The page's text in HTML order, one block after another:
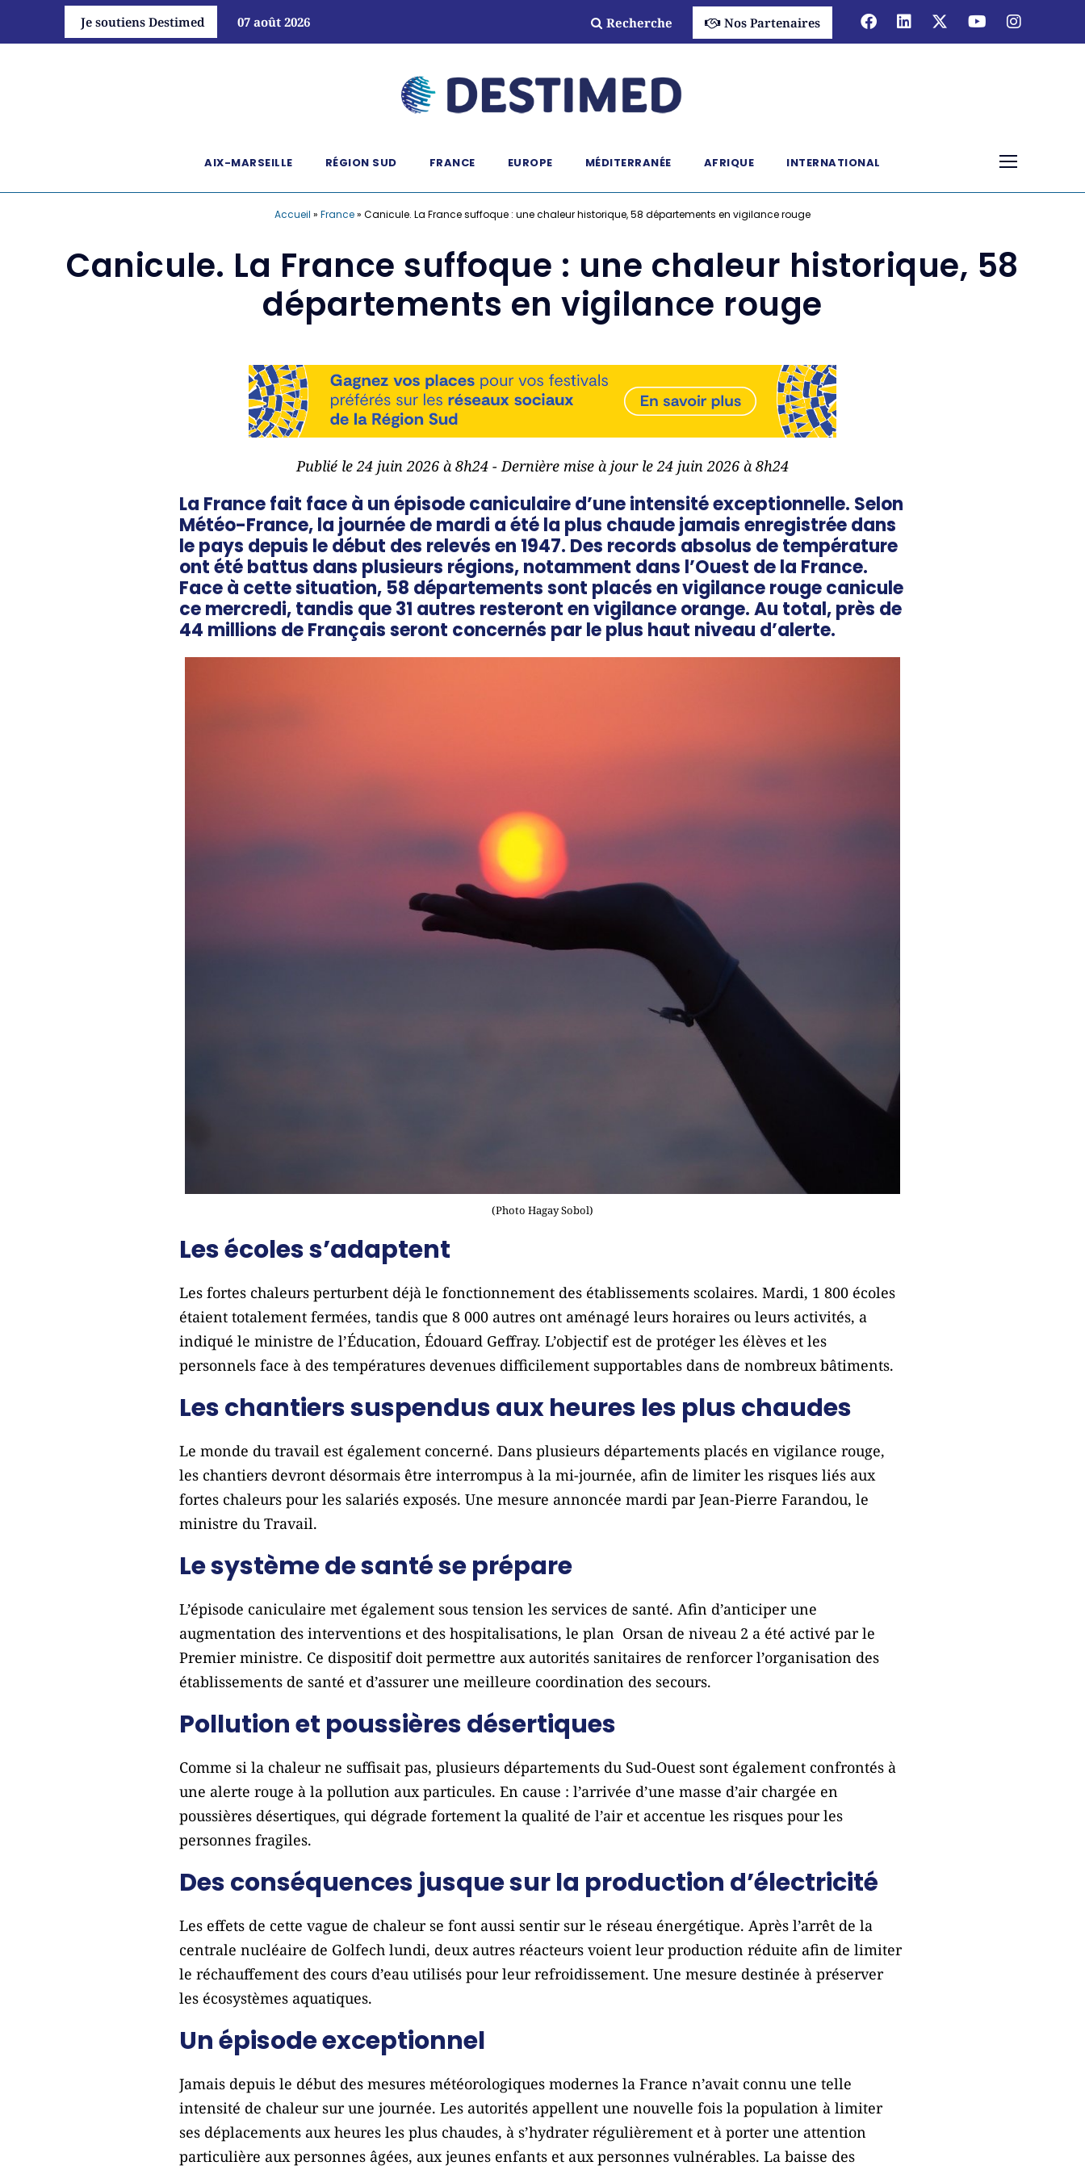
Je soutiens Destimed 07 août 2026 Recherche Nos Partenaires
AIX-MARSEILLE RÉGION SUD FRANCE EUROPE MÉDITERRANÉE AFRIQUE INTERNATIONAL
Accueil » France» Canicule. La France suffoque : une chaleur historique, 58 départements en vigilance rouge
Canicule. La France suffoque : une chaleur historique, 58
départements en vigilance rouge
Publié le 24 juin 2026 à 8h24 - Dernière mise à jour le 24 juin 2026 à 8h24
La France fait face à un épisode caniculaire d’une intensité exceptionnelle. Selon
Météo-France, la journée de mardi a été la plus chaude jamais enregistrée dans
le pays depuis le début des relevés en 1947. Des records absolus de température
ont été battus dans plusieurs régions, notamment dans l’Ouest de la France.
Face à cette situation, 58 départements sont placés en vigilance rouge canicule
ce mercredi, tandis que 31 autres resteront en vigilance orange. Au total, près de
44 millions de Français seront concernés par le plus haut niveau d’alerte.
(Photo Hagay Sobol)
Les écoles s’adaptent
Les fortes chaleurs perturbent déjà le fonctionnement des établissements scolaires. Mardi, 1 800 écoles
étaient totalement fermées, tandis que 8 000 autres ont aménagé leurs horaires ou leurs activités, a
indiqué le ministre de l’Éducation, Édouard Geffray. L’objectif est de protéger les élèves et les
personnels face à des températures devenues difficilement supportables dans de nombreux bâtiments.
Les chantiers suspendus aux heures les plus chaudes
Le monde du travail est également concerné. Dans plusieurs départements placés en vigilance rouge,
les chantiers devront désormais être interrompus à la mi-journée, afin de limiter les risques liés aux
fortes chaleurs pour les salariés exposés. Une mesure annoncée mardi parJean-Pierre Farandou, le
ministre du Travail.
Le système de santé se prépare
L’épisode caniculaire met également sous tension les services de santé. Afin d’anticiper une
augmentation des interventions et des hospitalisations, le plan Orsan de niveau 2 a été activé par le
Premier ministre. Ce dispositif doit permettre aux autorités sanitaires de renforcer l’organisation des
établissements de santé et d’assurer une meilleure coordination des secours.
Pollution et poussières désertiques
Comme si la chaleur ne suffisait pas, plusieurs départements du Sud-Ouest sont également confrontés à
une alerte rouge à la pollution aux particules. En cause : l’arrivée d’une masse d’air chargée en
poussières désertiques, qui dégrade fortement la qualité de l’air et accentue les risques pour les
personnes fragiles.
Des conséquences jusque sur la production d’électricité
Les effets de cette vague de chaleur se font aussi sentir sur le réseau énergétique. Après l’arrêt de la
centrale nucléaire de Golfech lundi, deux autres réacteurs voient leur production réduite afin de limiter
le réchauffement des cours d’eau utilisés pour leur refroidissement. Une mesure destinée à préserver
les écosystèmes aquatiques.
Un épisode exceptionnel
Jamais depuis le début des mesures météorologiques modernes la France n’avait connu une telle
intensité de chaleur sur une journée. Les autorités appellent une nouvelle fois la population à limiter
ses déplacements aux heures les plus chaudes, à s’hydrater régulièrement et à porter une attention
particulière aux personnes âgées, aux jeunes enfants et aux personnes vulnérables. La baisse des